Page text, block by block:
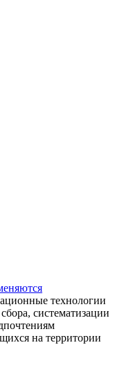
технологии
систематизации
на территории